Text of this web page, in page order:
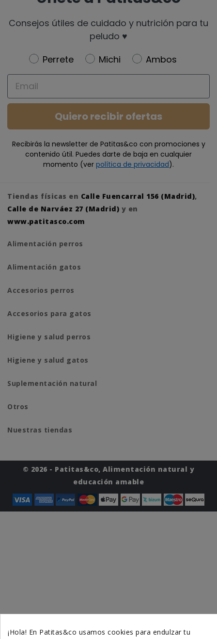
Consejos útiles de cuidado y nutrición para tu
peludo ♥️
Newsletter
Perrete Michi
Ambos
Email
Quiero recibir ofertas
Recibirás la newsletter de Patitas&co con promociones y
contenido útil. Puedes darte de baja en cualquier
momento (ver política de privacidad).
Tiendas físicas en Calle Fuencarral 156 (Madrid),
Calle de Narváez 27 (Madrid) y en
www.patitasco.com
Alimentación perros
Alimentación gatos
Accesorios perros
Accesorios para gatos
Higiene y salud perros
Higiene y salud gatos
Suplementación natural
Otros
Nuestras tiendas
© 2026 - Patitas&co, Alimentación natural y
educación amable
¡Hola! En Patitas&co usamos cookies para endulzar tu